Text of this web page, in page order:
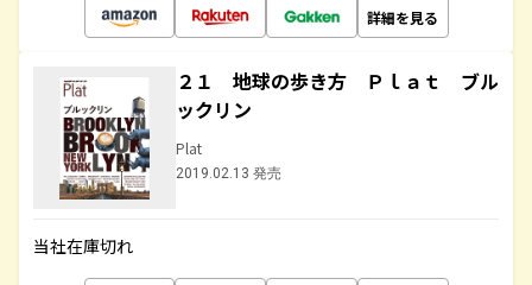
詳細を見る
２１ 地球の歩き方 Ｐｌａｔ ブル
ックリン
Plat
2019.02.13 発売
当社在庫切れ